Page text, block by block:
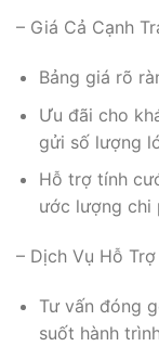
– Giá Cả Cạnh
Bảng giá rõ
Ưu đãi cho
gửi số lượng
Hỗ trợ tính
ước lượng chi
– Dịch Vụ Hỗ
Tư vấn đóng
suốt hành